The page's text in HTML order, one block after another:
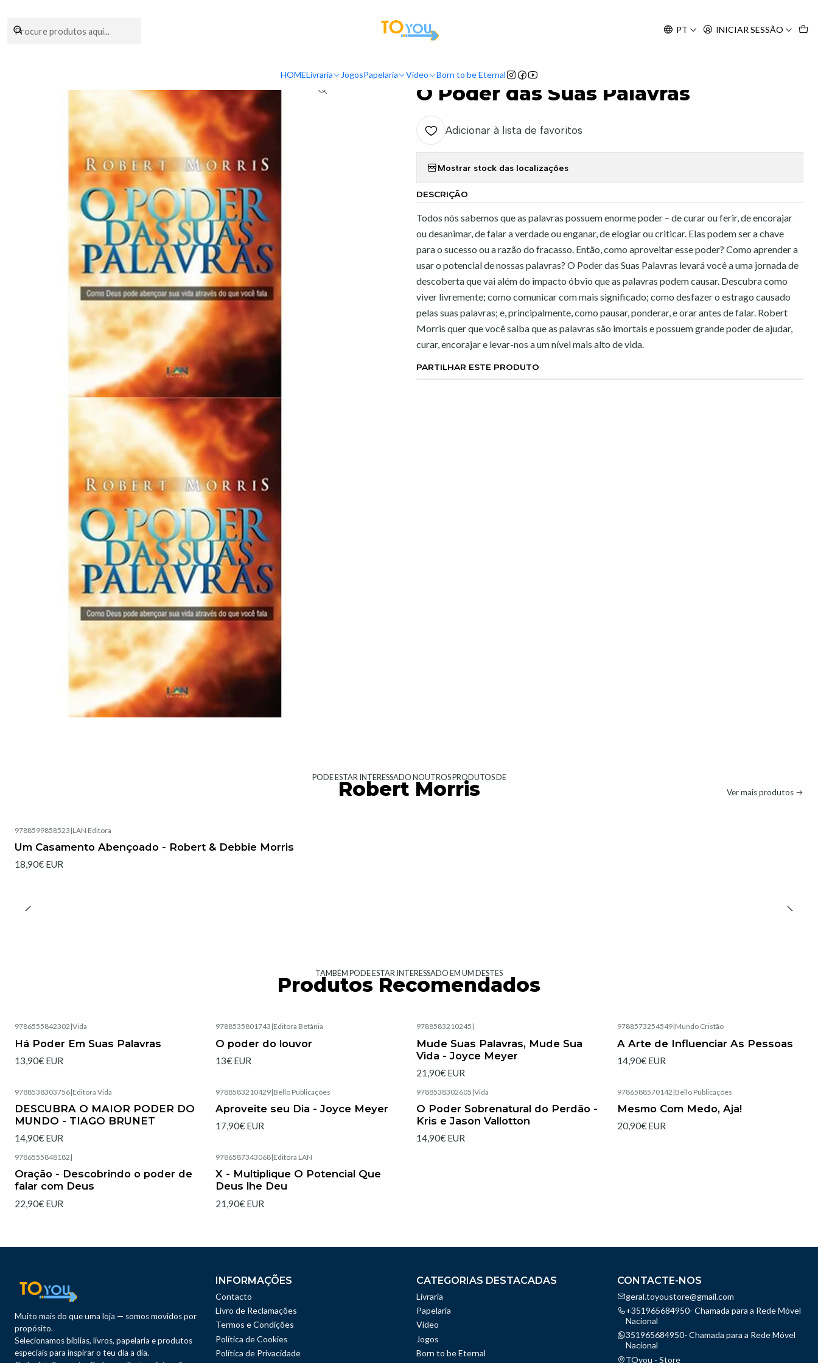
PT INICIAR SESSÃO
HOMELivraria JogosPapelaria Vídeo Born to be Eternal
Robert Morris O Poder das Suas Palavras
|
O Poder das Suas Palavras
Adicionar à lista de favoritos
Mostrar stock das localizações
DESCRIÇÃO
Todos nós sabemos que as palavras possuem enorme poder – de curar ou ferir, de encorajar
ou desanimar, de falar a verdade ou enganar, de elogiar ou criticar. Elas podem ser a chave
para o sucesso ou a razão do fracasso. Então, como aproveitar esse poder? Como aprender a
usar o potencial de nossas palavras? O Poder das Suas Palavras levará você a uma jornada de
descoberta que vai além do impacto óbvio que as palavras podem causar. Descubra como
viver livremente; como comunicar com mais significado; como desfazer o estrago causado
pelas suas palavras; e, principalmente, como pausar, ponderar, e orar antes de falar. Robert
Morris quer que você saiba que as palavras são imortais e possuem grande poder de ajudar,
curar, encorajar e levar-nos a um nível mais alto de vida.
PARTILHAR ESTE PRODUTO
PODE ESTAR INTERESSADO NOUTROS PRODUTOS DE
Robert Morris Ver mais produtos
9788599858523 |LAN Editora
Um Casamento Abençoado - Robert & Debbie Morris
18,90€ EUR
TAMBÉM PODE ESTAR INTERESSADO EM UM DESTES
Produtos Recomendados
9786555842302 |Vida
Há Poder Em Suas Palavras
13,90€ EUR
9788535801743 |Editora Betânia
O poder do louvor
13€ EUR
9788583210245 |
Mude Suas Palavras, Mude Sua
Vida - Joyce Meyer
21,90€ EUR
9788573254549|Mundo Cristão
A Arte de Influenciar As Pessoas
14,90€ EUR
9788538303756|Editora Vida
DESCUBRA O MAIOR PODER DO
MUNDO - TIAGO BRUNET
14,90€ EUR
9788583210429|Bello Publicações
Aproveite seu Dia - Joyce Meyer
17,90€ EUR
9788538302605 |Vida
O Poder Sobrenatural do Perdão -
Kris e Jason Vallotton
14,90€ EUR
9786588570142 |Bello Publicações
Mesmo Com Medo, Aja!
20,90€ EUR
9786555848182 |
Oração - Descobrindo o poder de
falar com Deus
22,90€ EUR
9786587343068|Editora LAN
X - Multiplique O Potencial Que
Deus lhe Deu
21,90€ EUR
Muito mais do que uma loja — somos movidos por
propósito.
Selecionamos bíblias, livros, papelaria e produtos
especiais para inspirar o teu dia a dia.
INFORMAÇÕES
Contacto
Livro de Reclamações
Termos e Condições
Política de Cookies
Política de Privacidade
CATEGORIAS DESTACADAS
Livraria
Papelaria
Vídeo
Jogos
Born to be Eternal
CONTACTE-NOS
geral.toyoustore@gmail.com
+351965684950- Chamada para a Rede Móvel
Nacional
351965684950- Chamada para a Rede Móvel
Nacional
TOyou - Store